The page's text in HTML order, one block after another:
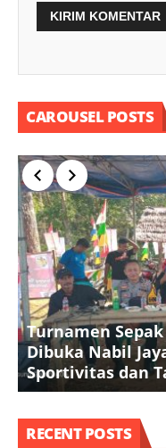
CAROUSEL POSTS
Turnamen
Dibuka Nabil
Sportivitas dan
RECENT POSTS